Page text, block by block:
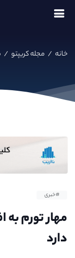
خانه / مجله کریپتو /
#خبری
مهار تورم به
دارد